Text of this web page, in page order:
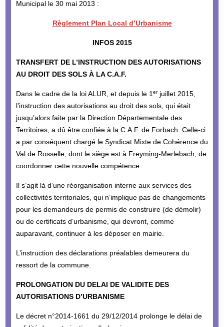
Municipal le 30 mai 2013 :
Règlement Plan Local d’Urbanisme
INFOS 2015
TRANSFERT DE L’INSTRUCTION DES AUTORISATIONS
AU DROIT DES SOLS À LA C.A.F.
Dans le cadre de la loi ALUR, et depuis le 1 erjuillet 2015,
l’instruction des autorisations au droit des sols, qui était
jusqu’alors faite par la Direction Départementale des
Territoires, a dû être confiée à la C.A.F. de Forbach. Celle-ci
a par conséquent chargé le Syndicat Mixte de Cohérence du
Val de Rosselle, dont le siège est à Freyming-Merlebach, de
coordonner cette nouvelle compétence.
Il s’agit là d’une réorganisation interne aux services des
collectivités territoriales, qui n’implique pas de changements
pour les demandeurs de permis de construire (de démolir)
ou de certificats d’urbanisme, qui devront, comme
auparavant, continuer à les déposer en mairie.
L’instruction des déclarations préalables demeurera du
ressort de la commune.
PROLONGATION DU DELAI DE VALIDITE DES
AUTORISATIONS D’URBANISME
Le décret n°2014-1661 du 29/12/2014 prolonge le délai de